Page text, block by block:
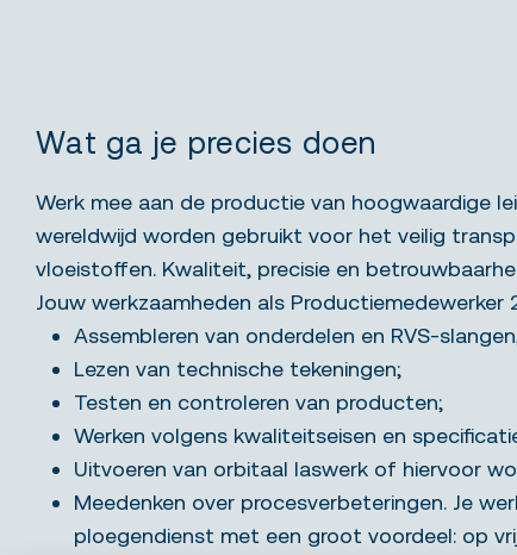
Wat ga je precies doen
Werk mee aan de productie van hoogwaardige
wereldwijd worden gebruikt voor het veilig
vloeistoffen. Kwaliteit, precisie en
Jouw werkzaamheden als Productiemedewerker
Assembleren van onderdelen en RVS-
Lezen van technische tekeningen;
Testen en controleren van producten;
Werken volgens kwaliteitseisen en
Uitvoeren van orbitaal laswerk of hiervoor
Meedenken over procesverbeteringen. Je
ploegendienst met een groot voordeel: op